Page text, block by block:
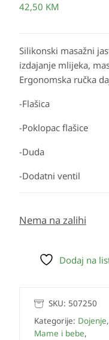
42,50 KM
Silikonski masažni
izdajanje mlijeka,
Ergonomska ručka
-Flašica
-Poklopac flašice
-Duda
-Dodatni ventil
Nema na zalihi
Dodaj na
SKU: 507250
Kategorije: Dojenje,
Mame i bebe,